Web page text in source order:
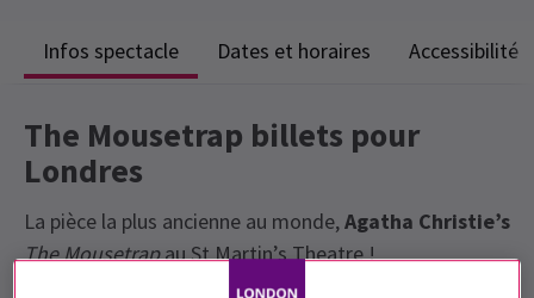
Infos spectacle Dates et horaires Accessibilité
The Mousetrap billets pour
Londres
La pièce la plus ancienne au monde,Agatha Christie’s
The Mousetrapau St Martin’s Theatre !